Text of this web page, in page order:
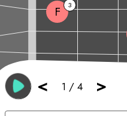
< 1 / 4 >
F 3